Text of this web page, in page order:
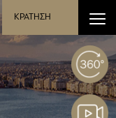
ΚΡΑΤΗΣΗ